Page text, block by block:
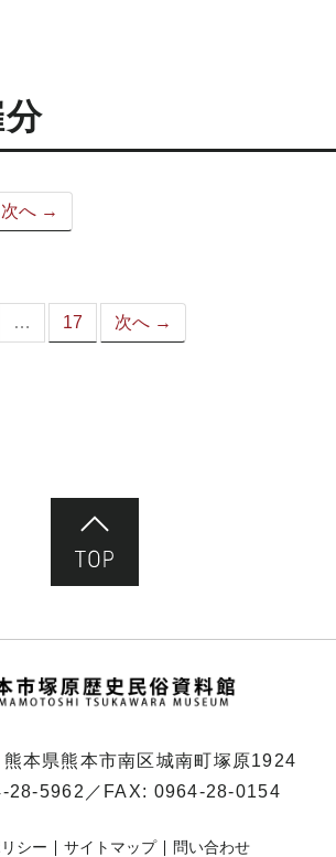
次へ →
… 17 次へ →
本県熊本市南区城南町塚原1924
28-5962 ／FAX: 0964-28-0154
シー サイトマップ 問い合わせ